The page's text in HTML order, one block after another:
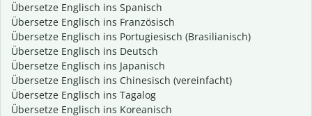
Übersetze Englisch ins Spanisch
Übersetze Englisch ins Französisch
Übersetze Englisch ins Portugiesisch (Brasilianisch)
Übersetze Englisch ins Deutsch
Übersetze Englisch ins Japanisch
Übersetze Englisch ins Chinesisch (vereinfacht)
Übersetze Englisch ins Tagalog
Übersetze Englisch ins Koreanisch